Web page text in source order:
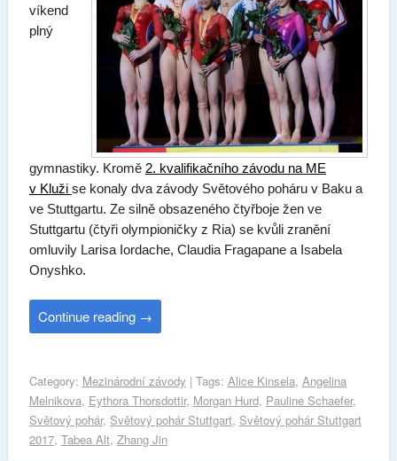
víkend
plný
gymnastiky. Kromě 2. kvalifikačního závodu na ME
v Kluži se konaly dva závody Světového poháru v Baku a
ve Stuttgartu. Ze silně obsazeného čtyřboje žen ve
Stuttgartu (čtyři olympioničky z Ria) se kvůli zranění
omluvily Larisa Iordache, Claudia Fragapane a Isabela
Onyshko.
Continue reading →
Category: Mezinárodní závody | Tags: Alice Kinsela, Angelina
Melnikova, Eythora Thorsdottir, Morgan Hurd, Pauline Schaefer,
Světový pohár, Světový pohár Stuttgart, Světový pohár Stuttgart
2017, Tabea Alt, Zhang Jin